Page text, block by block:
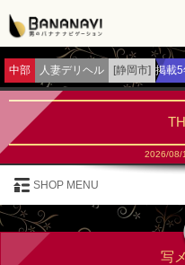
中部 人妻デリヘル [静岡市] 掲載5
2026/08/
SHOP MENU
写